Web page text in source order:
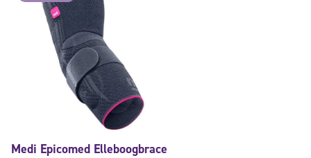
Medi Epicomed Elleboogbrace